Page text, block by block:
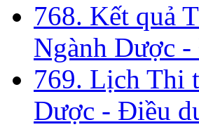
768. Kết quả
Ngành Dược
769. Lịch Thi
Dược - Điều